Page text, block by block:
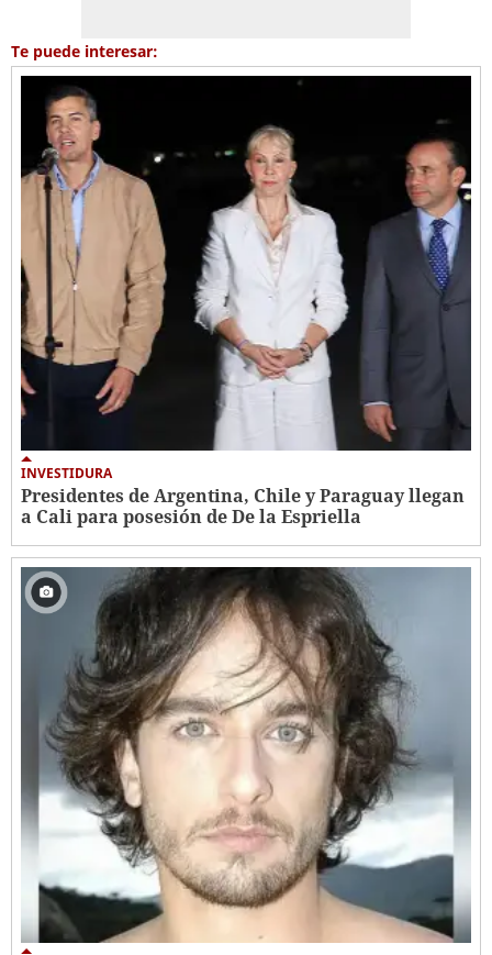
Te puede interesar:
INVESTIDURA
Presidentes de Argentina, Chile y Paraguay llegan
a Cali para posesión de De la Espriella